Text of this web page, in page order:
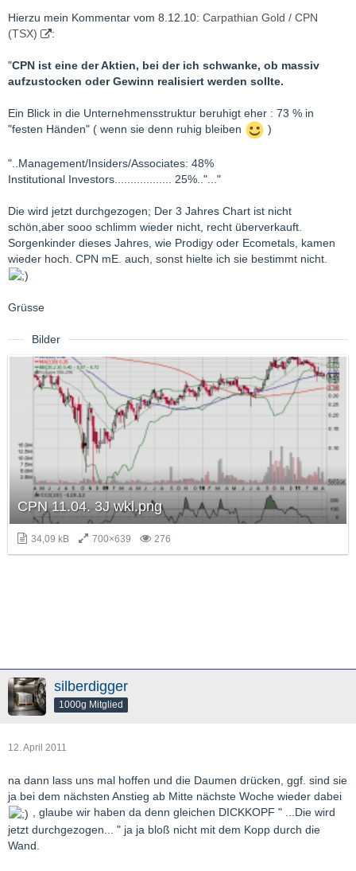
Hierzu mein Kommentar vom 8.12.10: Carpathian Gold / CPN
(TSX)
:
"CPN ist eine der Aktien, bei der ich schwanke, ob massiv
aufzustocken oder Gewinn realisiert werden sollte.
Ein Blick in die Unternehmensstruktur beruhigt eher : 73 % in
"festen Händen" ( wenn sie denn ruhig bleiben
)
"..Management/Insiders/Associates: 48%
Institutional Investors.................. 25%.."..."
Die wird jetzt durchgezogen; Der 3 Jahres Chart ist nicht
schön,aber sooo schlimm wieder nicht, recht überverkauft.
Sorgenkinder dieses Jahres, wie Prodigy oder Ecometals, kamen
wieder hoch. CPN mE. auch, sonst hielte ich sie bestimmt nicht.
Grüsse
Bilder
CPN 11.04. 3J wkl.png
34,09 kB 700×639 276
silberdigger
1000g Mitglied
12. April 2011
na dann lass uns mal hoffen und die Daumen drücken, ggf. sind sie
ja bei dem nächsten Anstieg ab Mitte nächste Woche wieder dabei
, glaube wir haben da denn gleichen DICKKOPF " ...Die wird
jetzt durchgezogen... " ja ja bloß nicht mit dem Kopp durch die
Wand.